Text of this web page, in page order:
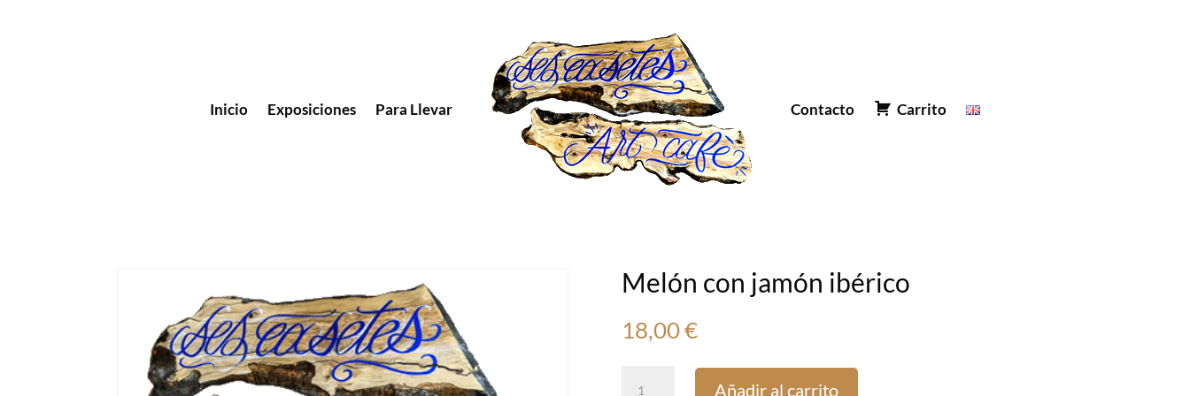
Inicio Exposiciones Para Llevar Contacto Carrito
Melón con jamón ibérico
18,00€
con
Añadir al carrito